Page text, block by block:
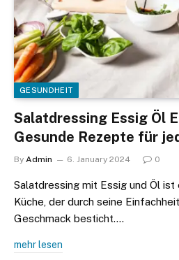
GESUNDHEIT
Salatdressing Essig Öl
Gesunde Rezepte für
By Admin 6. January 2024 0
Salatdressing mit Essig und Öl ist
Küche, der durch seine
Geschmack besticht.…
mehr lesen